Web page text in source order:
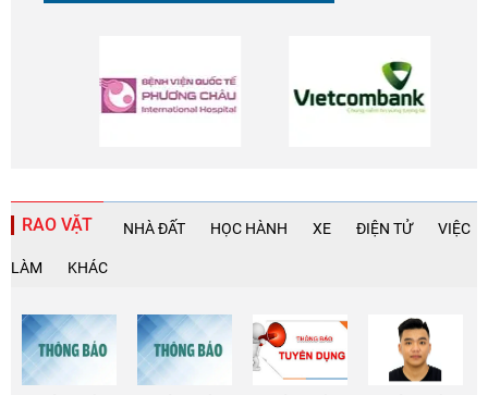
RAO VẶT NHÀ ĐẤT HỌC HÀNH XE ĐIỆN TỬ VIỆC
LÀM KHÁC